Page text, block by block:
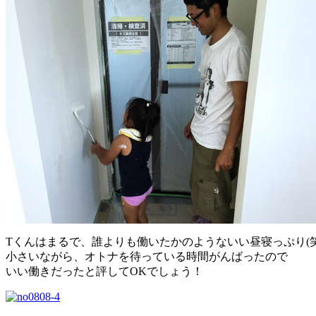
Tくんはまるで、誰よりも働いたかのようないい昼寝っぷり(
小さいながら、オトナを待っている時間がんばったので
いい働きだったと評してOKでしょう！